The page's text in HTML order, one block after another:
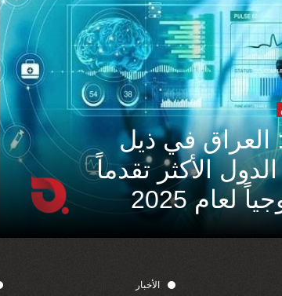
العراق في ذيل
الأكثر تقدماً
لعام 2025
الأخبار